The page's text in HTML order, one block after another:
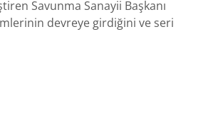
Savunma Sanayii Başkanı
devreye girdiğini ve seri